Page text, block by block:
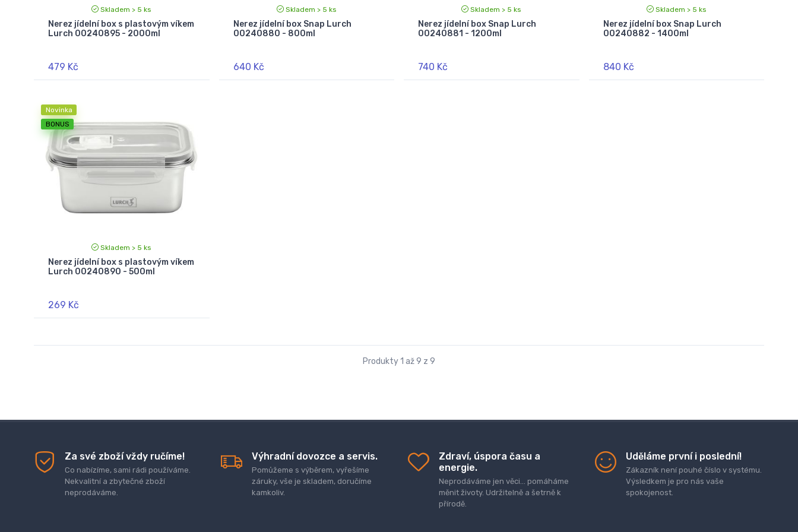
Skladem > 5 ks
Nerez jídelní box s plastovým víkem
Lurch 00240895 - 2000ml
479 Kč
Skladem > 5 ks
Nerez jídelní box Snap Lurch
00240880 - 800ml
640 Kč
Skladem > 5 ks
Nerez jídelní box Snap Lurch
00240881 - 1200ml
740 Kč
Skladem > 5 ks
Nerez jídelní box Snap Lurch
00240882 - 1400ml
840 Kč
Novinka
BONUS
Skladem > 5 ks
Nerez jídelní box s plastovým víkem
Lurch 00240890 - 500ml
269 Kč
Produkty 1 až 9 z 9
Za své zboží vždy ručíme!
Co nabízíme, sami rádi používáme.
Nekvalitní a zbytečné zboží
neprodáváme.
Výhradní dovozce a servis.
Pomůžeme s výběrem, vyřešíme
záruky, vše je skladem, doručíme
kamkoliv.
Zdraví, úspora času a
energie.
Neprodáváme jen věci... pomáháme
měnit životy. Udržitelně a šetrně k
přírodě.
Uděláme první i poslední!
Zákazník není pouhé číslo v systému.
Výsledkem je pro nás vaše
spokojenost.